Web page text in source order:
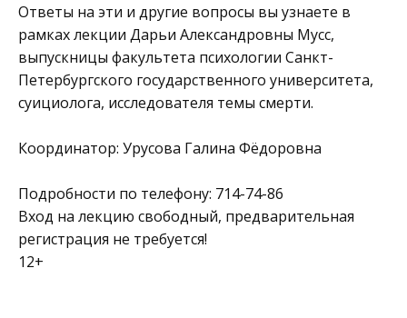
Ответы на эти и другие вопросы вы узнаете в
рамках лекции Дарьи Александровны Мусс,
выпускницы факультета психологии Санкт-
Петербургского государственного университета,
суициолога, исследователя темы смерти.
Координатор: Урусова Галина Фёдоровна
Подробности по телефону: 714-74-86
Вход на лекцию свободный, предварительная
регистрация не требуется!
12+